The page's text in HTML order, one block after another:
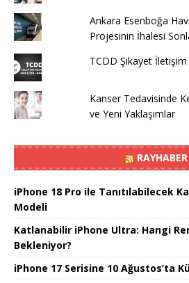
Ankara Esenboğa
Projesinin İhalesi
TCDD Şikayet İletişim
Kanser Tedavisinde
ve Yeni Yaklaşımlar
RAYHABER
iPhone 18 Pro ile Tanıtılabilecek
Modeli
Katlanabilir iPhone Ultra: Hangi
Bekleniyor?
iPhone 17 Serisine 10 Ağustos’ta